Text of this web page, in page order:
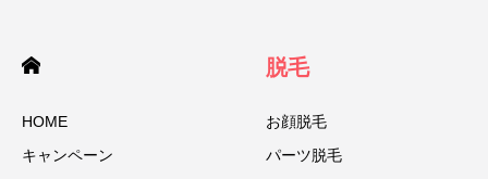
HOME
キャンペーン
脱毛
お顔脱毛
パーツ脱毛